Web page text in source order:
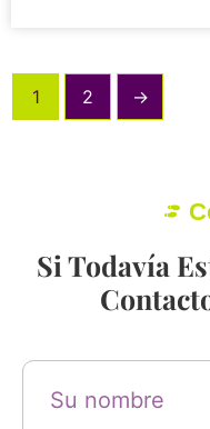
1 2 →
Si Todavía